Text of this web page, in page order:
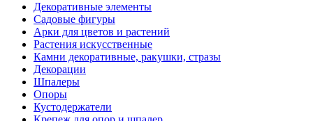
Декоративные элементы
Садовые фигуры
Арки для цветов и растений
Растения искусственные
Камни декоративные, ракушки, стразы
Декорации
Шпалеры
Опоры
Кустодержатели